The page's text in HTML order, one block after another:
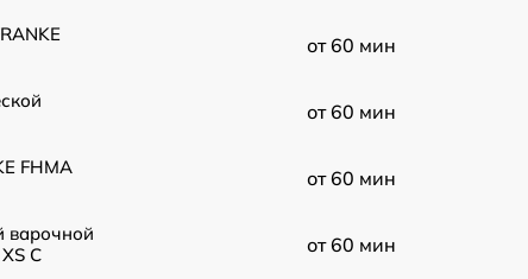
от 60 мин
от 60 мин
FHMA
от 60 мин
варочной
C
от 60 мин